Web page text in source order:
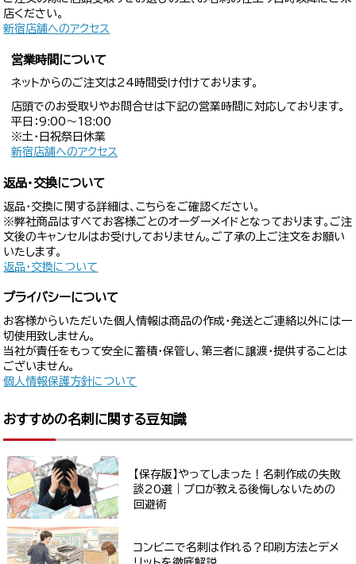
店ください。
新宿店舗へのアクセス
営業時間について
ネットからのご注文は24時間受け付けております。
店頭でのお受取りやお問合せは下記の営業時間に対応しております。
平日：9:00〜18:00
※土・日祝祭日休業
新宿店舗へのアクセス
返品・交換について
返品・交換に関する詳細は、こちらをご確認ください。
※弊社商品はすべてお客様ごとのオーダーメイドとなっております。ご注
文後のキャンセルはお受けしておりません。ご了承の上ご注文をお願い
いたします。
返品・交換について
プライバシーについて
お客様からいただいた個人情報は商品の作成・発送とご連絡以外には一
切使用致しません。
当社が責任をもって安全に蓄積・保管し、第三者に譲渡・提供することは
ございません。
個人情報保護方針について
おすすめの名刺に関する豆知識
【保存版】やってしまった！名刺作成の失敗
談20選｜プロが教える後悔しないための
回避術
コンビニで名刺は作れる？印刷方法とデメ